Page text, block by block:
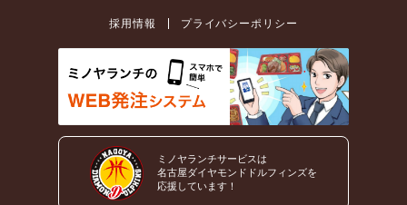
採用情報 プライバシーポリシー
ミノヤランチサービスは
名古屋ダイヤモンドドルフィンズを
応援しています！